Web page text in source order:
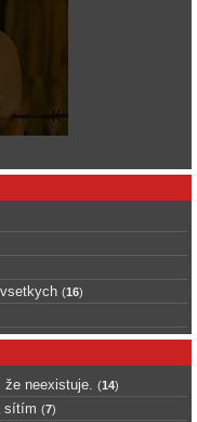
(16)
neexistuje. (14)
sítím (7)